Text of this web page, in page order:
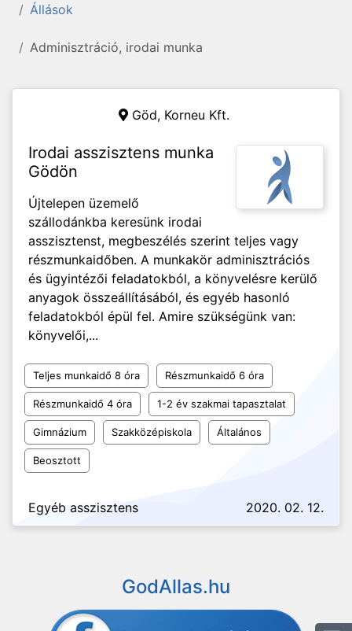
Állások
Adminisztráció, irodai munka
Göd, Korneu Kft.
Irodai asszisztens munka
Gödön
Újtelepen üzemelő
szállodánkba keresünk irodai
asszisztenst, megbeszélés szerint teljes vagy
részmunkaidőben. A munkakör adminisztrációs
és ügyintézői feladatokból, a könyvelésre kerülő
anyagok összeállításából, és egyéb hasonló
feladatokból épül fel. Amire szükségünk van:
könyvelői,...
Teljes munkaidő 8 óra Részmunkaidő 6 óra
Részmunkaidő 4 óra 1-2 év szakmai tapasztalat
Gimnázium Szakközépiskola Általános
Beosztott
Egyéb asszisztens 2020. 02. 12.
GodAllas.hu